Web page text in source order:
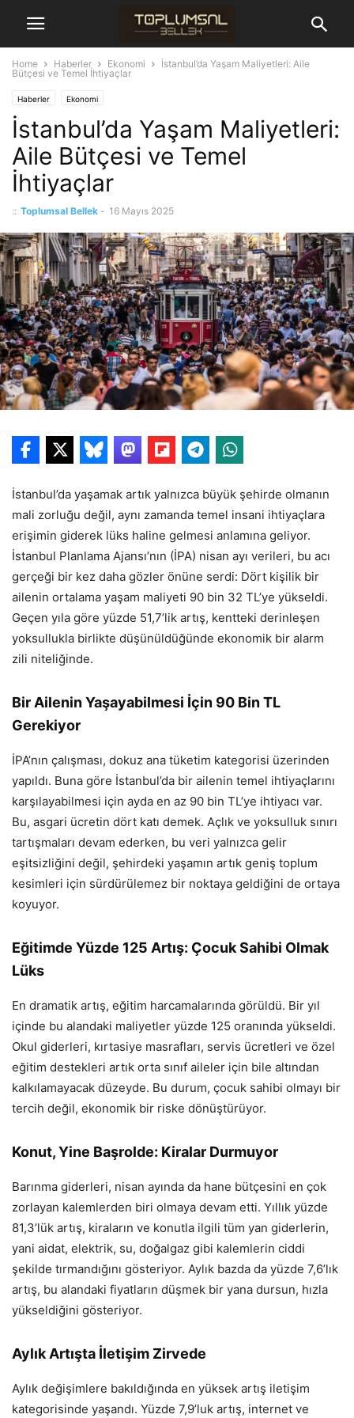
Home Haberler Ekonomi
İstanbul’da Yaşam Maliyetleri: Aile
Bütçesi ve Temel İhtiyaçlar
Haberler Ekonomi
İstanbul’da Yaşam Maliyetleri:
Aile Bütçesi ve Temel
İhtiyaçlar
:: Toplumsal Bellek - 16 Mayıs 2025
İstanbul’da yaşamak artık yalnızca büyük şehirde olmanın
mali zorluğu değil, aynı zamanda temel insani ihtiyaçlara
erişimin giderek lüks haline gelmesi anlamına geliyor.
İstanbul Planlama Ajansı’nın (İPA) nisan ayı verileri, bu acı
gerçeği bir kez daha gözler önüne serdi: Dört kişilik bir
ailenin ortalama yaşam maliyeti 90 bin 32 TL’ye yükseldi.
Geçen yıla göre yüzde 51,7’lik artış, kentteki derinleşen
yoksullukla birlikte düşünüldüğünde ekonomik bir alarm
zili niteliğinde.
Bir Ailenin Yaşayabilmesi İçin 90 Bin TL
Gerekiyor
İPA’nın çalışması, dokuz ana tüketim kategorisi üzerinden
yapıldı. Buna göre İstanbul’da bir ailenin temel ihtiyaçlarını
karşılayabilmesi için ayda en az 90 bin TL’ye ihtiyacı var.
Bu, asgari ücretin dört katı demek. Açlık ve yoksulluk sınırı
tartışmaları devam ederken, bu veri yalnızca gelir
eşitsizliğini değil, şehirdeki yaşamın artık geniş toplum
kesimleri için sürdürülemez bir noktaya geldiğini de ortaya
koyuyor.
Eğitimde Yüzde 125 Artış: Çocuk Sahibi Olmak
Lüks
En dramatik artış, eğitim harcamalarında görüldü. Bir yıl
içinde bu alandaki maliyetler yüzde 125 oranında yükseldi.
Okul giderleri, kırtasiye masrafları, servis ücretleri ve özel
eğitim destekleri artık orta sınıf aileler için bile altından
kalkılamayacak düzeyde. Bu durum, çocuk sahibi olmayı bir
tercih değil, ekonomik bir riske dönüştürüyor.
Konut, Yine Başrolde: Kiralar Durmuyor
Barınma giderleri, nisan ayında da hane bütçesini en çok
zorlayan kalemlerden biri olmaya devam etti. Yıllık yüzde
81,3’lük artış, kiraların ve konutla ilgili tüm yan giderlerin,
yani aidat, elektrik, su, doğalgaz gibi kalemlerin ciddi
şekilde tırmandığını gösteriyor. Aylık bazda da yüzde 7,6’lık
artış, bu alandaki fiyatların düşmek bir yana dursun, hızla
yükseldiğini gösteriyor.
Aylık Artışta İletişim Zirvede
Aylık değişimlere bakıldığında en yüksek artış iletişim
kategorisinde yaşandı. Yüzde 7,9’luk artış, internet ve